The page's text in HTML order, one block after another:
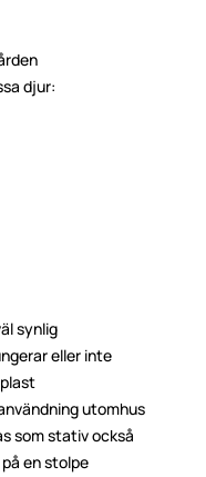
djur:
synlig
eller inte
utomhus
som stativ också
en stolpe